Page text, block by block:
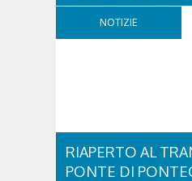
Torri del Falzarego, era...
NOTIZIE
RIAPERTO AL
PONTE DI